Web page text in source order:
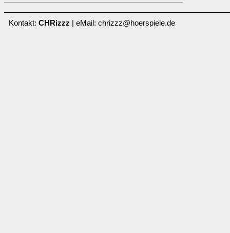
Kontakt: CHRizzz | eMail: chrizzz@hoerspiele.de